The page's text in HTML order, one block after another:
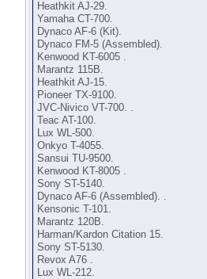
Heathkit AJ-29.
Yamaha CT-700.
Dynaco AF-6 (Kit).
Dynaco FM-5 (Assembled).
Kenwood KT-6005 .
Marantz 115B.
Heathkit AJ-15.
Pioneer TX-9100.
JVC-Nivico VT-700. .
Teac AT-100.
Lux WL-500.
Onkyo T-4055.
Sansui TU-9500.
Kenwood KT-8005 .
Sony ST-5140.
Dynaco AF-6 (Assembled). .
Kensonic T-101.
Marantz 120B.
Harman/Kardon Citation 15.
Sony ST-5130.
Revox A76 .
Lux WL-212.